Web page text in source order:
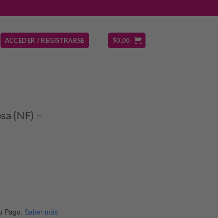
ACCEDER / REGISTRARSE $0,00
(NF) –
Pago. Saber más